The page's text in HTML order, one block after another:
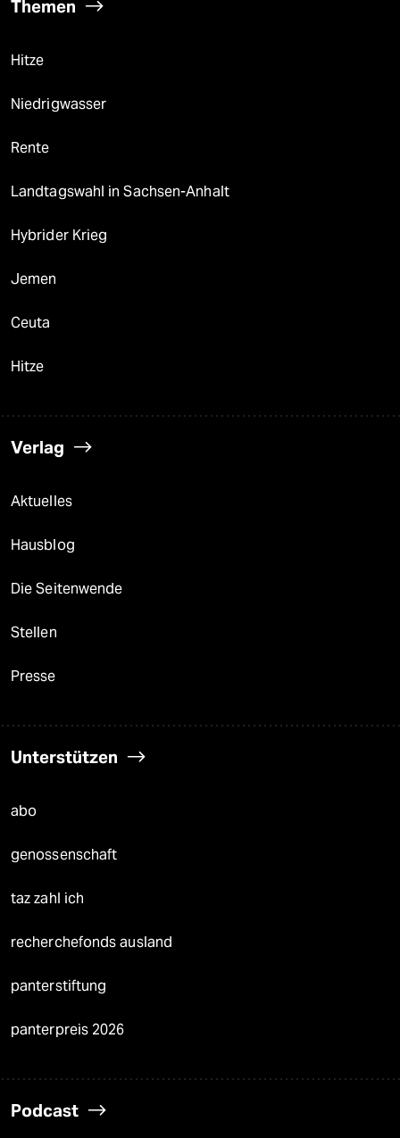
Themen
Hitze
Niedrigwasser
Rente
Landtagswahl in Sachsen-Anhalt
Hybrider Krieg
Jemen
Ceuta
Hitze
Verlag
Aktuelles
Hausblog
Die Seitenwende
Stellen
Presse
Unterstützen
abo
genossenschaft
taz zahl ich
recherchefonds ausland
panterstiftung
panterpreis 2026
Podcast